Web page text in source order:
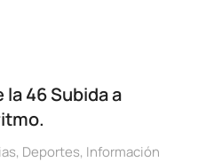
46 Subida a
, Deportes, Información